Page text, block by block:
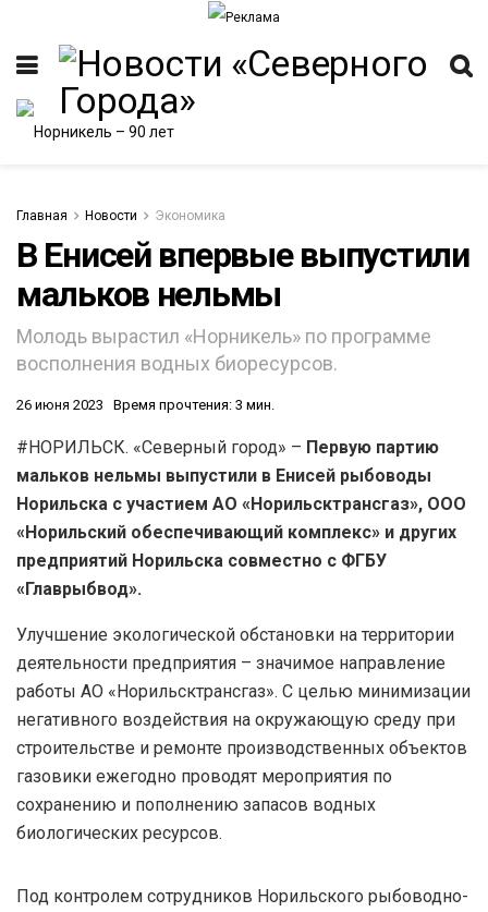
Главная Новости Экономика
В Енисей впервые выпустили
мальков нельмы
Молодь вырастил «Норникель» по программе
восполнения водных биоресурсов.
26 июня 2023 Время прочтения: 3 мин.
#НОРИЛЬСК. «Северный город» – Первую партию
мальков нельмы выпустили в Енисей рыбоводы
Норильска с участием АО «Норильсктрансгаз», ООО
«Норильский обеспечивающий комплекс» и других
предприятий Норильска совместно с ФГБУ
«Главрыбвод».
Улучшение экологической обстановки на территории
деятельности предприятия – значимое направление
работы АО «Норильсктрансгаз». С целью минимизации
негативного воздействия на окружающую среду при
строительстве и ремонте производственных объектов
газовики ежегодно проводят мероприятия по
сохранению и пополнению запасов водных
биологических ресурсов.
Под контролем сотрудников Норильского рыбоводно-